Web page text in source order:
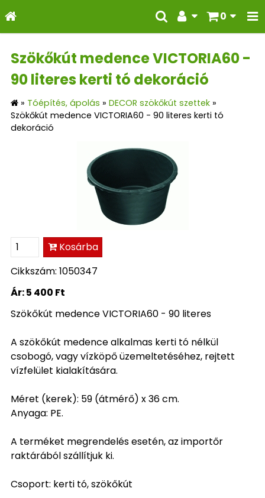
0
Szökőkút medence VICTORIA60 -
90 literes kerti tó dekoráció
» Tóépítés, ápolás » DECOR szökőkút szettek »
Szökőkút medence VICTORIA60 - 90 literes kerti tó
dekoráció
Kosárba
Cikkszám: 1050347
Ár:5 400 Ft
Szökőkút medence VICTORIA60 - 90 literes
A szökőkút medence alkalmas kerti tó nélkül
csobogó, vagy vízköpő üzemeltetéséhez, rejtett
vízfelület kialakítására.
Méret (kerek): 59 (átmérő) x 36 cm.
Anyaga: PE.
A terméket megrendelés esetén, az importőr
raktárából szállítjuk ki.
Csoport: kerti tó, szökőkút